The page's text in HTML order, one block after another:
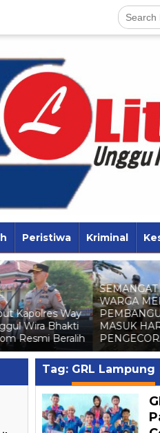
Peristiwa Kriminal
Kapolres Way
Wira Bhakti
Resmi Beralih
SEMANGAT
WARGA
MASUK
Tag: GRL Lampung